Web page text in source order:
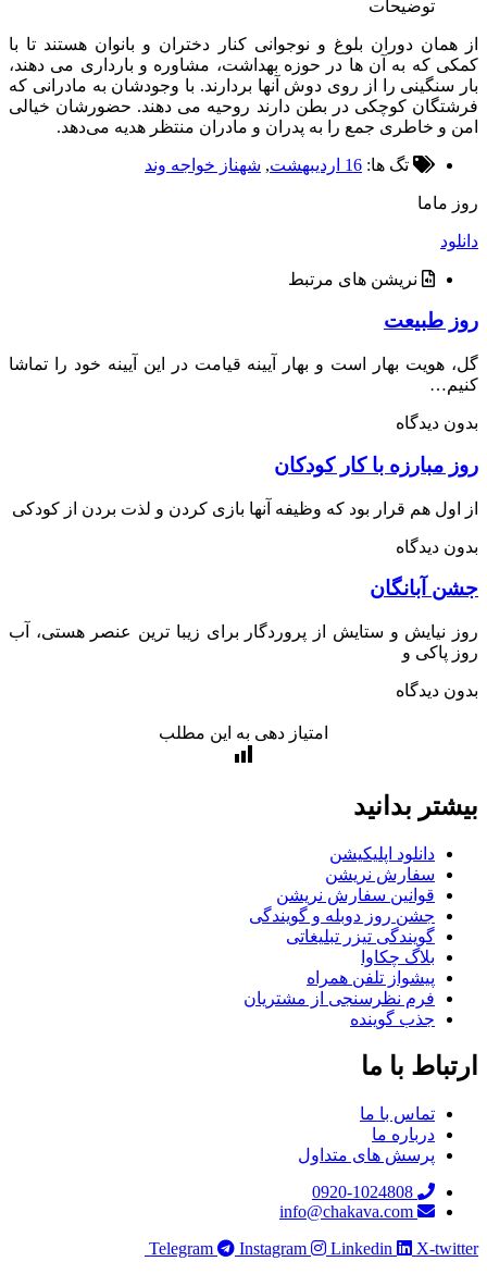
توضیحات
دوران بلوغ و نوجوانی کنار دختران و بانوان هستند تا با
که به آن ها در حوزه بهداشت، مشاوره و بارداری می دهند،
را از روی دوش آنها بردارند. با وجودشان به مادرانی که
کوچکی در بطن دارند روحیه می دهند. حضورشان خیالی
و خاطری جمع را به پدران و مادران منتظر هدیه می‌دهد.
تگ ها: 16 اردیبهشت ,شهناز خواجه وند
نریشن های مرتبط
طبیعت
هویت بهار است و بهار آیینه قیامت در این آیینه خود را تماشا
دیدگاه
مبارزه با کار کودکان
هم قرار بود که وظیفه آنها بازی کردن و لذت بردن از کودکی
دیدگاه
آبانگان
نیایش و ستایش از پروردگار برای زیبا ترین عنصر هستی، آب
پاکی و
دیدگاه
امتیاز دهی به این مطلب
بدانید
دانلود اپلیکیشن
سفارش نریشن
قوانین سفارش نریشن
جشن روز دوبله و گویندگی
گویندگی تیزر تبلیغاتی
بلاگ چکاوا
پیشواز تلفن همراه
فرم نظرسنجی از مشتریان
جذب گوینده
با ما
تماس با ما
درباره ما
پرسش های متداول
0920-1024808
info@chakava.com
Telegram
Instagram Linkedin X-